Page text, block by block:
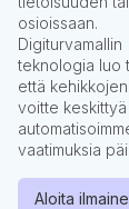
osioissaan.
teknologia luo
että
voitte
vaatimuksia
Aloita